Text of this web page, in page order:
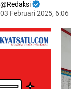
Redaksi
03 Februari 2025, 6:06